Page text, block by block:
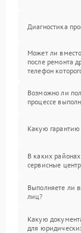
Диагностика
Может ли
после ремонта
телефон
Возможно ли
процессе
Какую гарантию
В каких
сервисные
Выполняете ли
лиц?
Какую
для